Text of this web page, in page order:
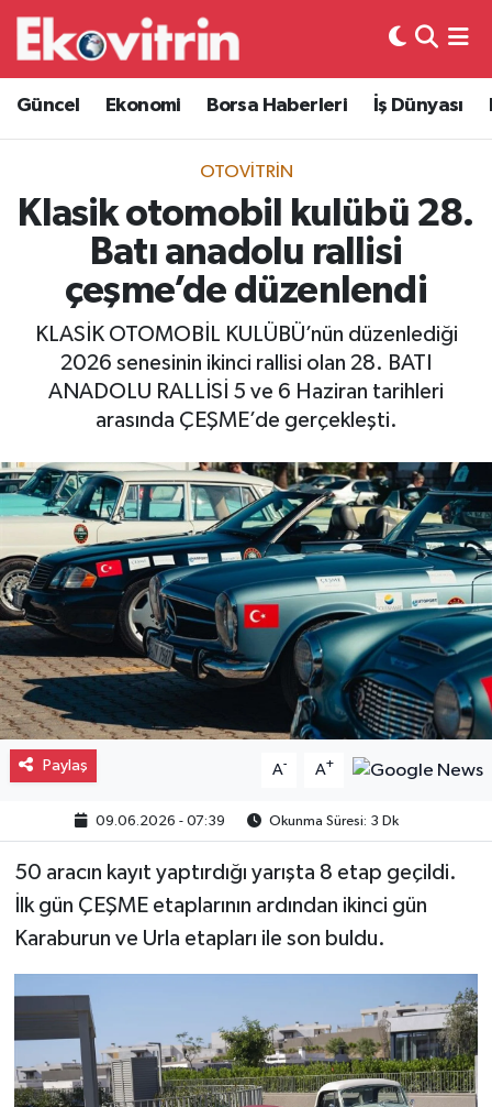
Güncel Ekonomi Borsa Haberleri İş Dünyası
OTOVITRIN
Klasik otomobil kulübü 28.
Batı anadolu rallisi
çeşme’de düzenlendi
KLASİK OTOMOBİL KULÜBÜ’nün düzenlediği
2026 senesinin ikinci rallisi olan 28. BATI
ANADOLU RALLİSİ 5 ve 6 Haziran tarihleri
arasında ÇEŞME’de gerçekleşti.
Paylaş A- A+
09.06.2026 - 07:39 Okunma Süresi: 3 Dk
50 aracın kayıt yaptırdığı yarışta 8 etap geçildi.
İlk gün ÇEŞME etaplarının ardından ikinci gün
Karaburun ve Urla etapları ile son buldu.
Güncel
Ekonomi
Borsa Haberleri
İş Dünyası
Lojistik
Otovitrin
Asayiş
Magazin
Gayrimenkul
Spor
Hava Durumu
Trafik Durumu
Süper Lig Puan Durumu ve Fikstür
Tüm Manşetler
Son Dakika Haberleri
Haber Arşivi